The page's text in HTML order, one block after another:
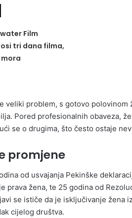
Film
tri dana filma,
veliki problem, s gotovo polovinom
Pored profesionalnih obaveza,
se o drugima, što često ostaje
promjene
od usvajanja Pekinške
prava žena, te 25 godina od
se ističe da je isključivanje žena
cijelog društva.